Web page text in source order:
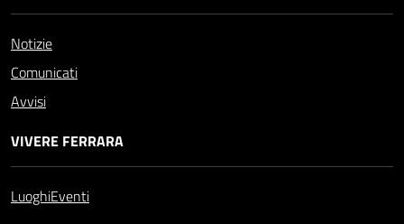
Notizie
Comunicati
Avvisi
VIVERE FERRARA
LuoghiEventi